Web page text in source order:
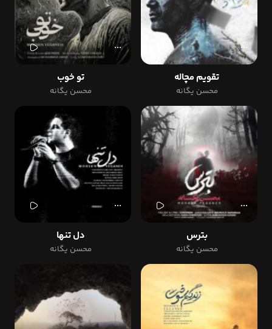
تقویم مچاله
محسن یگانه
تو خوب
محسن یگانه
بترس
محسن یگانه
دل تنها
محسن یگانه